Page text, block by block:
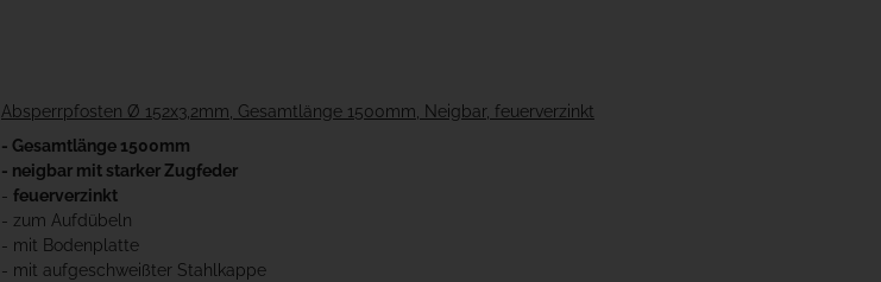
Absperrpfosten Ø 152x3,2mm, Gesamtlänge 1500mm, Neigbar, feuerverzinkt
- Gesamtlänge 1500mm
- neigbar mit starker Zugfeder
- feuerverzinkt
- zum Aufdübeln
- mit Bodenplatte
- mit aufgeschweißter Stahlkappe